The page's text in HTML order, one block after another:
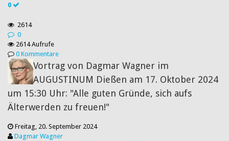
0
2614
0
2614 Aufrufe
0 Kommentare
Vortrag von Dagmar Wagner im
AUGUSTINUM Dießen am 17. Oktober 2024
um 15:30 Uhr: "Alle guten Gründe, sich aufs
Älterwerden zu freuen!"
Freitag, 20. September 2024
Dagmar Wagner